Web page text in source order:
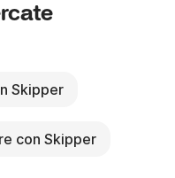
Skipper
con Skipper